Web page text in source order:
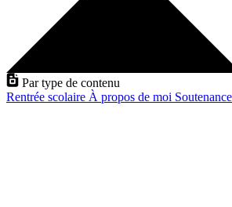
Par type de contenu
Rentrée scolaire À propos de moi